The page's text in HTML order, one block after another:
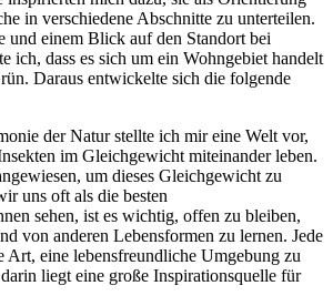
in verschiedene Abschnitte zu unterteilen.
und einem Blick auf den Standort bei
ich, dass es sich um ein Wohngebiet handelt
Daraus entwickelte sich die folgende
der Natur stellte ich mir eine Welt vor,
im Gleichgewicht miteinander leben.
um dieses Gleichgewicht zu
uns oft als die besten
sehen, ist es wichtig, offen zu bleiben,
von anderen Lebensformen zu lernen. Jede
Art, eine lebensfreundliche Umgebung zu
liegt eine große Inspirationsquelle für